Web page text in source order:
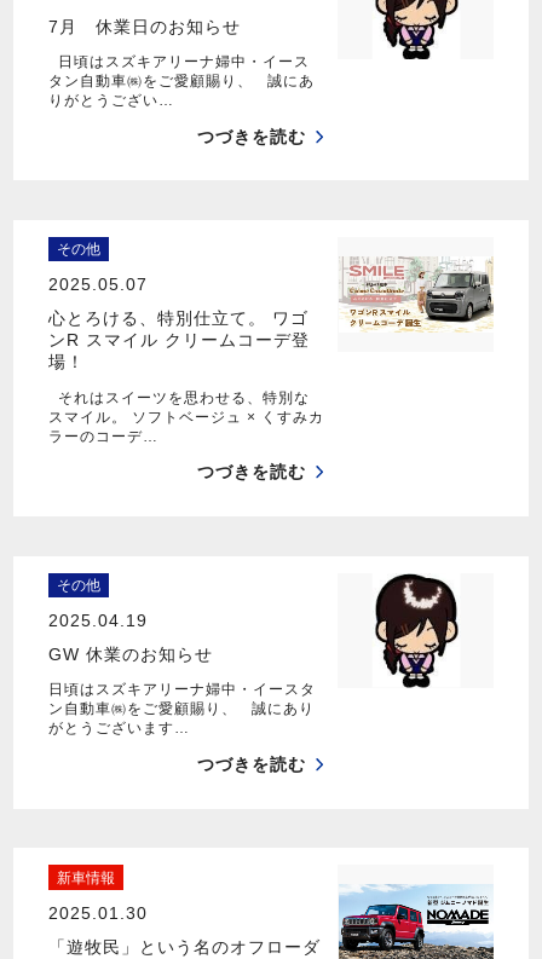
7月 休業日のお知らせ
日頃はスズキアリーナ婦中・イース
タン自動車㈱をご愛顧賜り、 誠にあ
りがとうござい…
つづきを読む
その他
2025.05.07
心とろける、特別仕立て。 ワゴ
ンR スマイル クリームコーデ登
場！
それはスイーツを思わせる、特別な
スマイル。 ソフトベージュ × くすみカ
ラーのコーデ…
つづきを読む
その他
2025.04.19
GW 休業のお知らせ
日頃はスズキアリーナ婦中・イースタ
ン自動車㈱をご愛顧賜り、 誠にあり
がとうございます…
つづきを読む
新車情報
2025.01.30
「遊牧民」という名のオフローダ